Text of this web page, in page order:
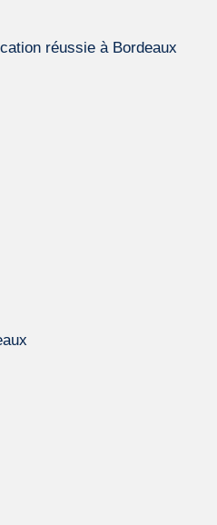
réussie à Bordeaux